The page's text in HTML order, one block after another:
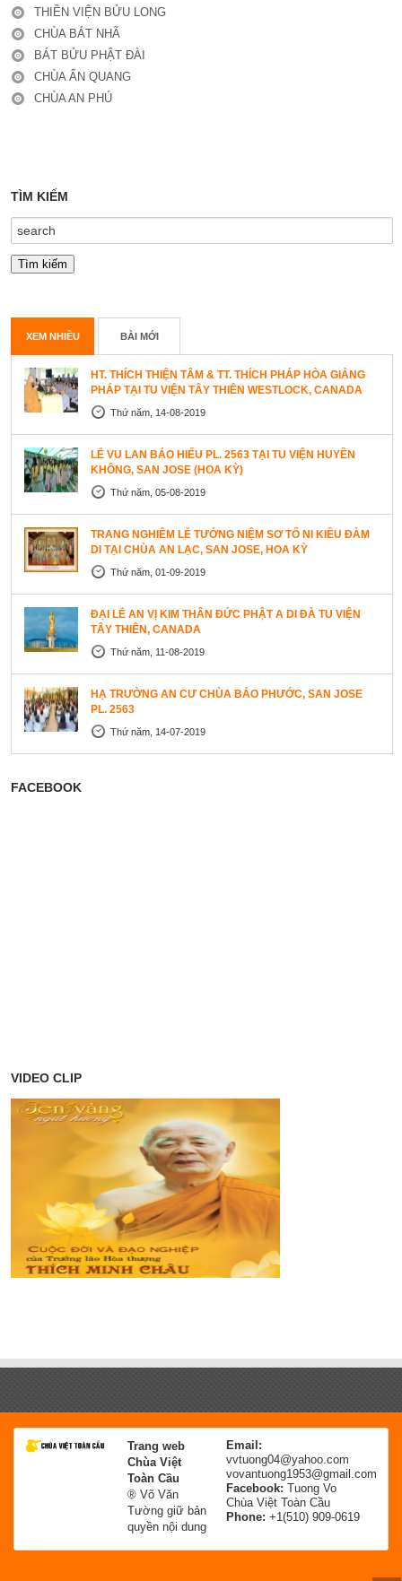
THIỀN VIỆN BỬU LONG
CHÙA BÁT NHÃ
BÁT BỬU PHẬT ĐÀI
CHÙA ẤN QUANG
CHÙA AN PHÚ
TÌM KIẾM
XEM NHIỀU BÀI MỚI
HT. THÍCH THIỆN TÂM & TT. THÍCH PHÁP HÒA GIẢNG
PHÁP TẠI TU VIỆN TÂY THIÊN WESTLOCK, CANADA
Thứ năm, 14-08-2019
LỄ VU LAN BÁO HIẾU PL. 2563 TẠI TU VIỆN HUYỀN
KHÔNG, SAN JOSE (HOA KỲ)
Thứ năm, 05-08-2019
TRANG NGHIÊM LỄ TƯỞNG NIỆM SƠ TỔ NI KIỀU ĐÀM
DI TẠI CHÙA AN LẠC, SAN JOSE, HOA KỲ
Thứ năm, 01-09-2019
ĐẠI LỄ AN VỊ KIM THÂN ĐỨC PHẬT A DI ĐÀ TU VIỆN
TÂY THIÊN, CANADA
Thứ năm, 11-08-2019
HẠ TRƯỜNG AN CƯ CHÙA BẢO PHƯỚC, SAN JOSE
PL. 2563
Thứ năm, 14-07-2019
FACEBOOK
VIDEO CLIP
Trang web
Chùa Việt
Toàn Cầu
® Võ Văn
Tường giữ bản
quyền nội dung
Email:
vvtuong04@yahoo.com
vovantuong1953@gmail.com
Facebook: Tuong Vo
Chùa Việt Toàn Cầu
Phone: +1(510) 909-0619